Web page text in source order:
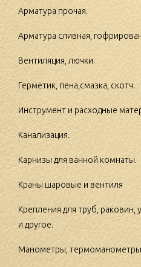
Арматура прочая.
Арматура сливная,
Вентиляция, лючки.
Герметик, пена,смазка, скотч.
Инструмент и расходные
Канализация.
Карнизы для ванной комнаты.
Краны шаровые и вентиля
Крепления для труб, раковин,
и другое.
Манометры,